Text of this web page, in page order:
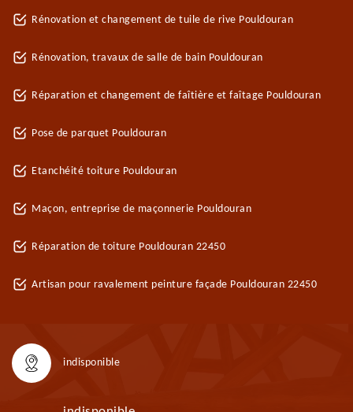
Rénovation et changement de tuile de rive Pouldouran
Rénovation, travaux de salle de bain Pouldouran
Réparation et changement de faîtière et faîtage Pouldouran
Pose de parquet Pouldouran
Etanchéité toiture Pouldouran
Maçon, entreprise de maçonnerie Pouldouran
Réparation de toiture Pouldouran 22450
Artisan pour ravalement peinture façade Pouldouran 22450
indisponible